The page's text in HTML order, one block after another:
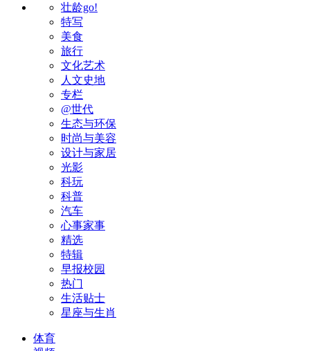
壮龄go!
特写
美食
旅行
文化艺术
人文史地
专栏
@世代
生态与环保
时尚与美容
设计与家居
光影
科玩
科普
汽车
心事家事
精选
特辑
早报校园
热门
生活贴士
星座与生肖
体育